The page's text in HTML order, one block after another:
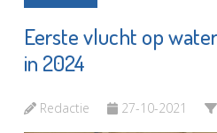
Eerste vlucht op
in 2024
Redactie 27-10-2021